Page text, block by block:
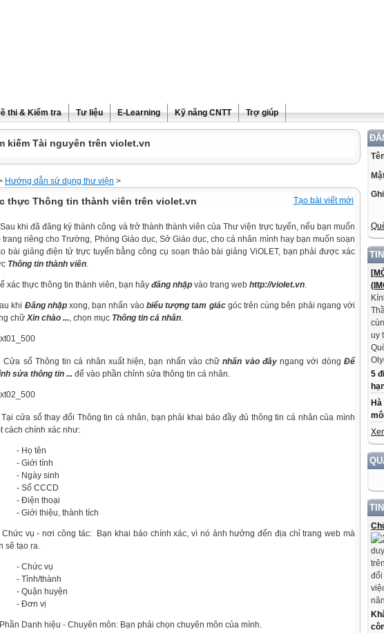
thi & Kiểm tra Tư liệu E-Learning Kỹ năng CNTT Trợ giúp
uy
5
đối
kiếm Tài nguyên trên violet.vn
Hướng dẫn sử dụng thư viện >
Tạo bài viết mới
thực Thông tin thành viên trên violet.vn
khi đã đăng ký thành công và trở thành thành viên của Thư viện trực tuyến, nếu bạn muốn
trang riêng cho Trường, Phòng Giáo dục, Sở Giáo dục, cho cá nhân mình hay bạn muốn soạn
bài giảng điện tử trực tuyến bằng công cụ soạn thảo bài giảng ViOLET, bạn phải được xác
Thông tin thành viên.
xác thực thông tin thành viên, bạn hãy đăng nhập vào trang web http://violet.vn.
khi Đăng nhậpxong, bạn nhấn vào biểu tượng tam giácgóc trên cùng bên phải ngang với
chữXin chào ..., chọn mục Thông tin cá nhân.
sổ Thông tin cá nhân xuất hiện, bạn nhấn vào chữnhấn vào đâyngang với dòngĐể
sửa thông tin ... để vào phần chỉnh sửa thông tin cá nhân.
cửa sổ thay đổi Thông tin cá nhân, bạn phải khai báo đầy đủ thông tin cá nhân của mình
cách chính xác như:
- Họ tên
- Giới tính
- Ngày sinh
- Số CCCD
- Điện thoại
- Giới thiệu, thành tích
vụ - nơi công tác:
Bạn khai báo chính xác, vì nó ảnh hưởng đến địa chỉ trang web mà
sẽ tạo ra.
- Chức vụ
- Tỉnh/thành
- Quận huyện
- Đơn vị
Danh hiệu - Chuyên môn: Bạn phải chọn chuyên môn của mình.